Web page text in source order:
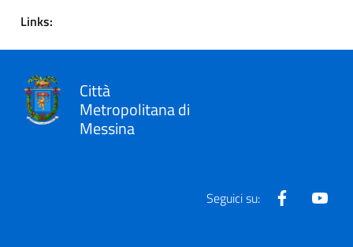
Links:
Città
Metropolitana di
Messina
Seguici su: Facebook